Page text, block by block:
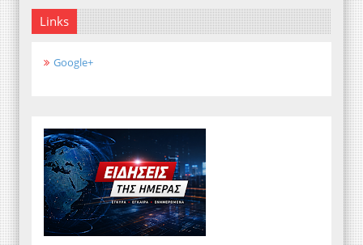
Links
Google+